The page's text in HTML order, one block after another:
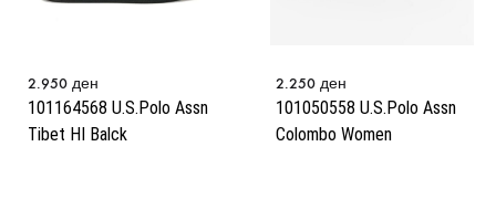
101164568 U.S.Polo Assn
Tibet HI Balck
2.950 ден
101050558 U.S.Polo Assn
Colombo Women
2.250 ден